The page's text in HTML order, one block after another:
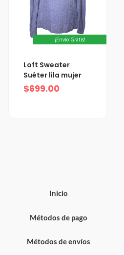
¡Envío Gratis!
Loft Sweater
Suéter lila mujer
$699.00
Inicio
Métodos de pago
Métodos de envíos